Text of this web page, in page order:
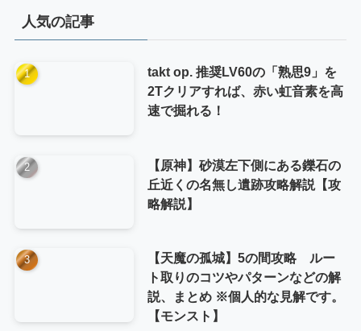
ー
人気の記事
takt op. 推奨LV60の「熟思9」を
2Tクリアすれば、赤い虹音素を高
速で掘れる！
【原神】砂漠左下側にある鑠石の
丘近くの名無し遺跡攻略解説【攻
略解説】
【天魔の孤城】5の間攻略 ルー
ト取りのコツやパターンなどの解
説、まとめ ※個人的な見解です。
【モンスト】